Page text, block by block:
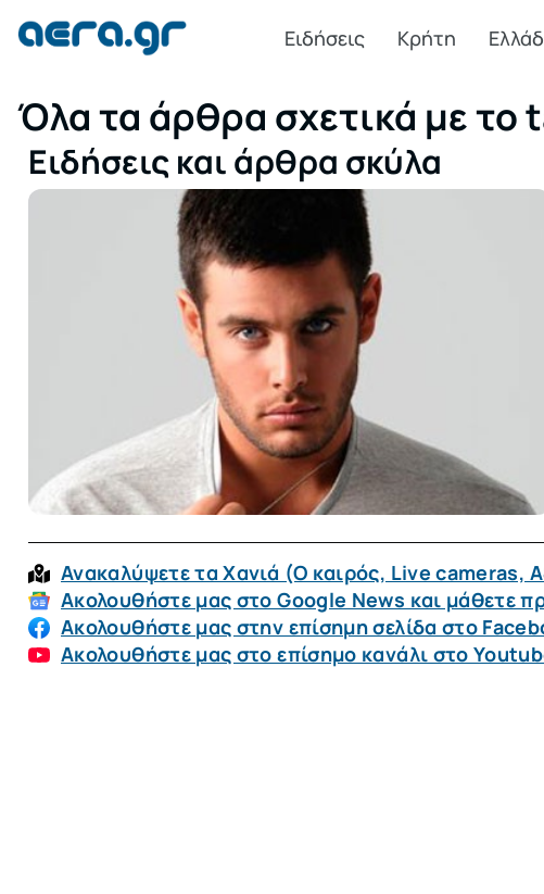
Ειδήσεις Κρήτη
Όλα τα άρθρα σχετικά με το
Ειδήσεις και άρθρα σκύλα
Ανακαλύψετε τα Χανιά (O καιρός, Live cameras,
Ακολουθήστε μας στο Google News και μάθετε
Ακολουθήστε μας στην επίσημη σελίδα στο
Ακολουθήστε μας στο επίσημο κανάλι στο